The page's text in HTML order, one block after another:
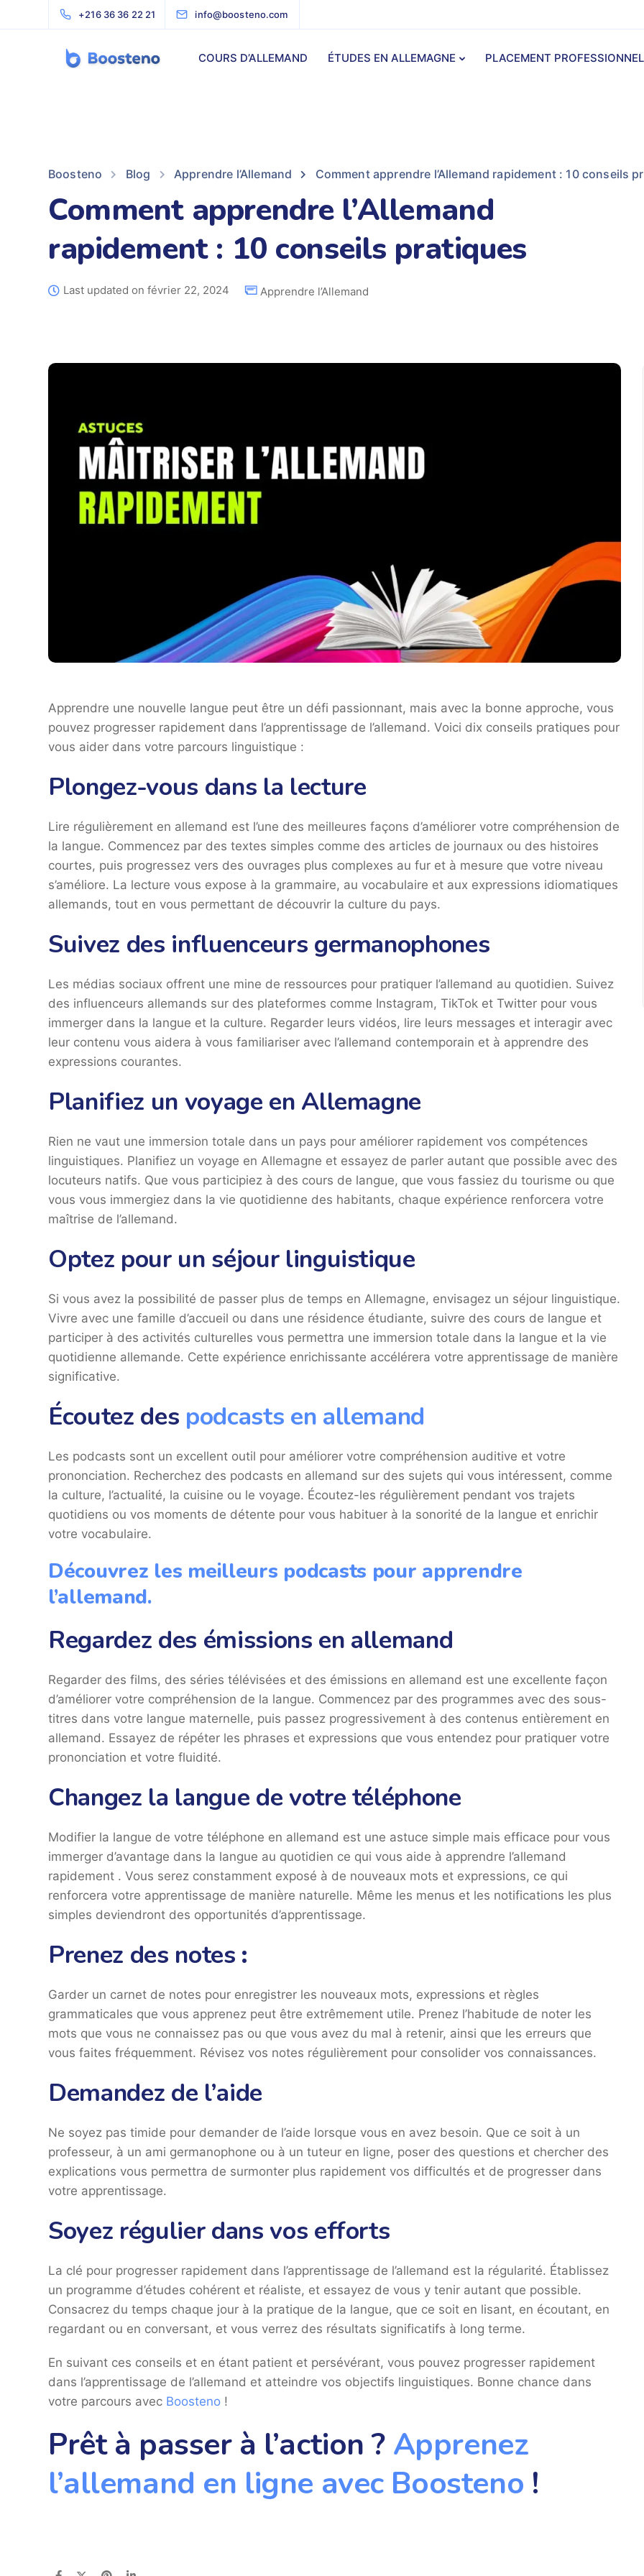
+216 36 36 22 21 info@boosteno.com
COURS D’ALLEMAND ÉTUDES EN ALLEMAGNE PLACEMENT PROFESSIONNEL
Boosteno Blog Apprendre l’Allemand Comment apprendre l’Allemand rapidement : 10 conseils
Comment apprendre l’Allemand
rapidement : 10 conseils pratiques
Last updated on février 22, 2024 Apprendre l’Allemand
Apprendre une nouvelle langue peut être un défi passionnant, mais avec la bonne approche, vous
pouvez progresser rapidement dans l’apprentissage de l’allemand. Voici dix conseils pratiques pour
vous aider dans votre parcours linguistique :
Plongez-vous dans la lecture
Lire régulièrement en allemand est l’une des meilleures façons d’améliorer votre compréhension de
la langue. Commencez par des textes simples comme des articles de journaux ou des histoires
courtes, puis progressez vers des ouvrages plus complexes au fur et à mesure que votre niveau
s’améliore. La lecture vous expose à la grammaire, au vocabulaire et aux expressions idiomatiques
allemands, tout en vous permettant de découvrir la culture du pays.
Suivez des influenceurs germanophones
Les médias sociaux offrent une mine de ressources pour pratiquer l’allemand au quotidien. Suivez
des influenceurs allemands sur des plateformes comme Instagram, TikTok et Twitter pour vous
immerger dans la langue et la culture. Regarder leurs vidéos, lire leurs messages et interagir avec
leur contenu vous aidera à vous familiariser avec l’allemand contemporain et à apprendre des
expressions courantes.
Planifiez un voyage en Allemagne
Rien ne vaut une immersion totale dans un pays pour améliorer rapidement vos compétences
linguistiques. Planifiez un voyage en Allemagne et essayez de parler autant que possible avec des
locuteurs natifs. Que vous participiez à des cours de langue, que vous fassiez du tourisme ou que
vous vous immergiez dans la vie quotidienne des habitants, chaque expérience renforcera votre
maîtrise de l’allemand.
Optez pour un séjour linguistique
Si vous avez la possibilité de passer plus de temps en Allemagne, envisagez un séjour linguistique.
Vivre avec une famille d’accueil ou dans une résidence étudiante, suivre des cours de langue et
participer à des activités culturelles vous permettra une immersion totale dans la langue et la vie
quotidienne allemande. Cette expérience enrichissante accélérera votre apprentissage de manière
significative.
Écoutez des podcasts en allemand
Les podcasts sont un excellent outil pour améliorer votre compréhension auditive et votre
prononciation. Recherchez des podcasts en allemand sur des sujets qui vous intéressent, comme
la culture, l’actualité, la cuisine ou le voyage. Écoutez-les régulièrement pendant vos trajets
quotidiens ou vos moments de détente pour vous habituer à la sonorité de la langue et enrichir
votre vocabulaire.
Découvrez les meilleurs podcasts pour apprendre
l’allemand.
Regardez des émissions en allemand
Regarder des films, des séries télévisées et des émissions en allemand est une excellente façon
d’améliorer votre compréhension de la langue. Commencez par des programmes avec des sous-
titres dans votre langue maternelle, puis passez progressivement à des contenus entièrement en
allemand. Essayez de répéter les phrases et expressions que vous entendez pour pratiquer votre
prononciation et votre fluidité.
Changez la langue de votre téléphone
Modifier la langue de votre téléphone en allemand est une astuce simple mais efficace pour vous
immerger d’avantage dans la langue au quotidien ce qui vous aide à apprendre l’allemand
rapidement . Vous serez constamment exposé à de nouveaux mots et expressions, ce qui
renforcera votre apprentissage de manière naturelle. Même les menus et les notifications les plus
simples deviendront des opportunités d’apprentissage.
Prenez des notes :
Garder un carnet de notes pour enregistrer les nouveaux mots, expressions et règles
grammaticales que vous apprenez peut être extrêmement utile. Prenez l’habitude de noter les
mots que vous ne connaissez pas ou que vous avez du mal à retenir, ainsi que les erreurs que
vous faites fréquemment. Révisez vos notes régulièrement pour consolider vos connaissances.
Demandez de l’aide
Ne soyez pas timide pour demander de l’aide lorsque vous en avez besoin. Que ce soit à un
professeur, à un ami germanophone ou à un tuteur en ligne, poser des questions et chercher des
explications vous permettra de surmonter plus rapidement vos difficultés et de progresser dans
votre apprentissage.
Soyez régulier dans vos efforts
La clé pour progresser rapidement dans l’apprentissage de l’allemand est la régularité. Établissez
un programme d’études cohérent et réaliste, et essayez de vous y tenir autant que possible.
Consacrez du temps chaque jour à la pratique de la langue, que ce soit en lisant, en écoutant, en
regardant ou en conversant, et vous verrez des résultats significatifs à long terme.
En suivant ces conseils et en étant patient et persévérant, vous pouvez progresser rapidement
dans l’apprentissage de l’allemand et atteindre vos objectifs linguistiques. Bonne chance dans
votre parcours avec Boosteno !
Prêt à passer à l’action ? Apprenez
l’allemand en ligne avec Boosteno !